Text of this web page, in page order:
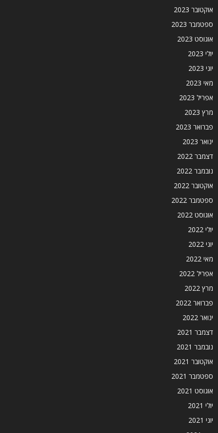
אוקטובר 2023
ספטמבר 2023
אוגוסט 2023
יולי 2023
יוני 2023
מאי 2023
אפריל 2023
מרץ 2023
פברואר 2023
ינואר 2023
דצמבר 2022
נובמבר 2022
אוקטובר 2022
ספטמבר 2022
אוגוסט 2022
יולי 2022
יוני 2022
מאי 2022
אפריל 2022
מרץ 2022
פברואר 2022
ינואר 2022
דצמבר 2021
נובמבר 2021
אוקטובר 2021
ספטמבר 2021
אוגוסט 2021
יולי 2021
יוני 2021